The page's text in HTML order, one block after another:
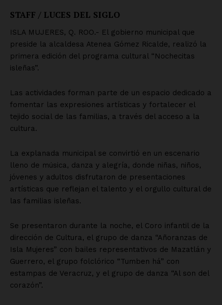
STAFF / LUCES DEL SIGLO
ISLA MUJERES, Q. ROO.- El gobierno municipal que
preside la alcaldesa Atenea Gómez Ricalde, realizó la
primera edición del programa cultural “Nochecitas
isleñas”.
Las actividades forman parte de un espacio dedicado a
fomentar las expresiones artísticas y fortalecer el
tejido social de las familias, a través del acceso a la
cultura.
La explanada municipal se convirtió en un escenario
lleno de música, danza y alegría, donde niñas, niños,
jóvenes y adultos disfrutaron de presentaciones
artísticas que reflejan el talento y el orgullo cultural de
las familias isleñas.
Se presentaron durante la noche, el Coro infantil de la
dirección de Cultura, el grupo de danza “Añoranzas de
Isla Mujeres” con bailes representativos de Mazatlán y
Guerrero, el grupo folclórico “Tumben há” con
estampas de Veracruz, y el grupo de danza “Al son del
corazón”.